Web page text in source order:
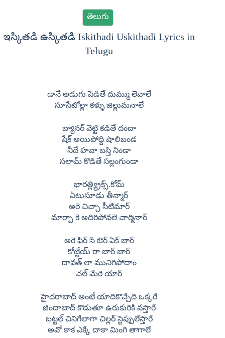
తెలుగు
ఇస్కితడి ఉస్కితడి Iskithadi Uskithadi Lyrics in
Telugu
డానే అడుగు పెడితే దుమ్ము లెవాలే
సూసేటోల్లా కళ్ళు జిల్లుమనాలే
బ్యానర్ వెట్టి కడితే దందా
షేక్ అయిపోద్ది షాలిబండ
నీదే హవా బస్తి నిండా
సలామ్ కొడితే సల్లంగుండా
భారత్ల్య్రిక్స్.కోమ్
ఏటుసూడు తీన్మార్
అరె చిచ్చా సీటిమార్
మార్ఫా కె అదిరిపోవలె చార్మినార్
అరె ఫిర్ సే ఔర్ ఏక్ బార్
కోట్టేయ్ రా బార్ బార్
దావత్ లా మునిగిపోదాం
చల్ మేరె యార్
హైదరాబాద్ అంటే యాదికొచ్చేది ఒక్కరే
జిందాబాద్ కొడుతూ ఉరుకురికి వస్తారే
బట్టల్ చినిగేలాగా చిల్లర్ స్టెప్పులేస్తారే
అవో కాక ఎక్కే దాకా మింగి తాగాలే